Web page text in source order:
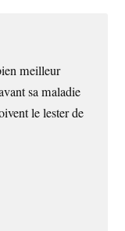
meilleur
sa maladie
le lester de